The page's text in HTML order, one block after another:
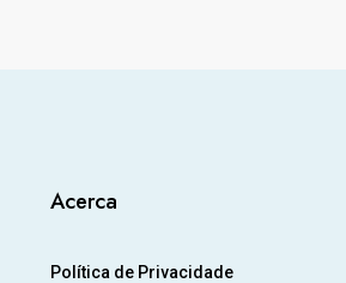
Acerca
Política de Privacidade